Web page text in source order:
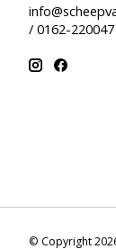
/ 0162-220047
© Copyright